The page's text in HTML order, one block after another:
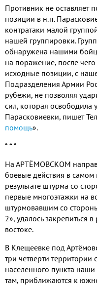
Противник не оставляет
позиции в н.п.
контратаки малой
нашей группировки.
обнаружена нашими
на поражение, после
исходные позиции, с
Подразделения Армии
рубежи, не позволяя
сил, которая
Парасковиевки, пишет
помощь».
* * *
На АРТËМОВСКОМ
боевые действия в
результате штурма со
первые многоэтажки на
штурмовавшим со
2», удалось закрепиться
востоке.
В Клещеевке под
три четверти территории
населённого пункта
там, приближаются к